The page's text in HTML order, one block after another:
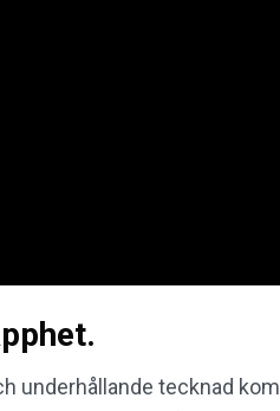
underhållande tecknad